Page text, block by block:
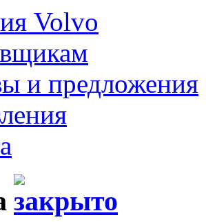
Volvo
и предложения